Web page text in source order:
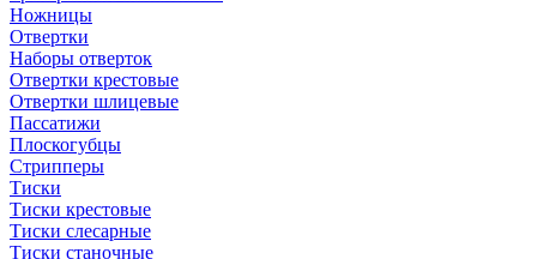
Ножницы
Отвертки
Наборы отверток
Отвертки крестовые
Отвертки шлицевые
Пассатижи
Плоскогубцы
Стрипперы
Тиски
Тиски крестовые
Тиски слесарные
Тиски станочные